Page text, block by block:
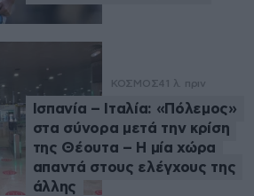
ΚΟΣΜΟΣ41 λ. πριν
Ισπανία – Ιταλία: «Πόλεμος»
στα σύνορα μετά την κρίση
της Θέουτα – Η μία χώρα
απαντά στους ελέγχους της
άλλης